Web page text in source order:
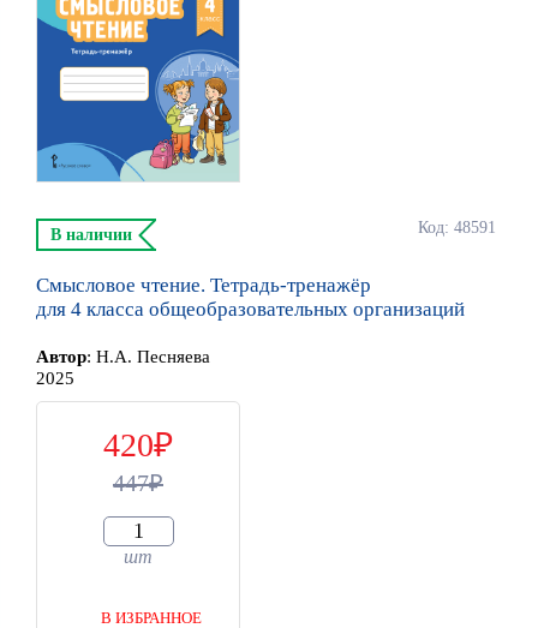
Код: 48591
В наличии
Смысловое чтение. Тетрадь-тренажёр
для 4 класса общеобразовательных организаций
Автор: Н.А. Песняева
2025
420
447
шт
В ИЗБРАННОЕ